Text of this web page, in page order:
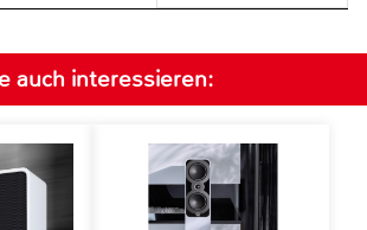
auch interessieren: